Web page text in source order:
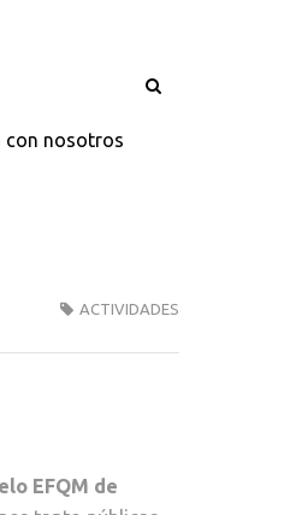
con nosotros
ACTIVIDADES
EFQM de